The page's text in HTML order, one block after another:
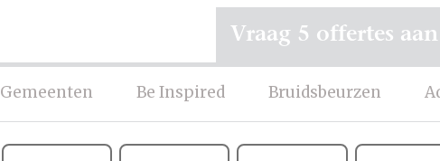
Gemeenten Be Inspired Bruidsbeurzen
Vraag 5 offertes